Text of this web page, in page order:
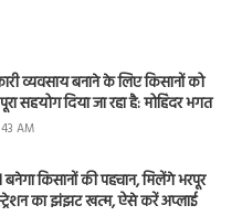
व्यवसाय बनाने के लिए किसानों को
सहयोग दिया जा रहा है: मोहिंदर भगत
AM
किसानों की पहचान, मिलेंगे भरपूर
का झंझट खत्म, ऐसे करें अप्लाई